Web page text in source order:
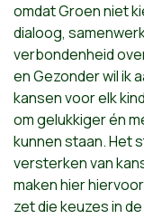
omdat Groen niet
dialoog,
verbondenheid
en Gezonder wil ik
kansen voor elk
om gelukkiger én
kunnen staan. Het
versterken van
maken hier
zet die keuzes in